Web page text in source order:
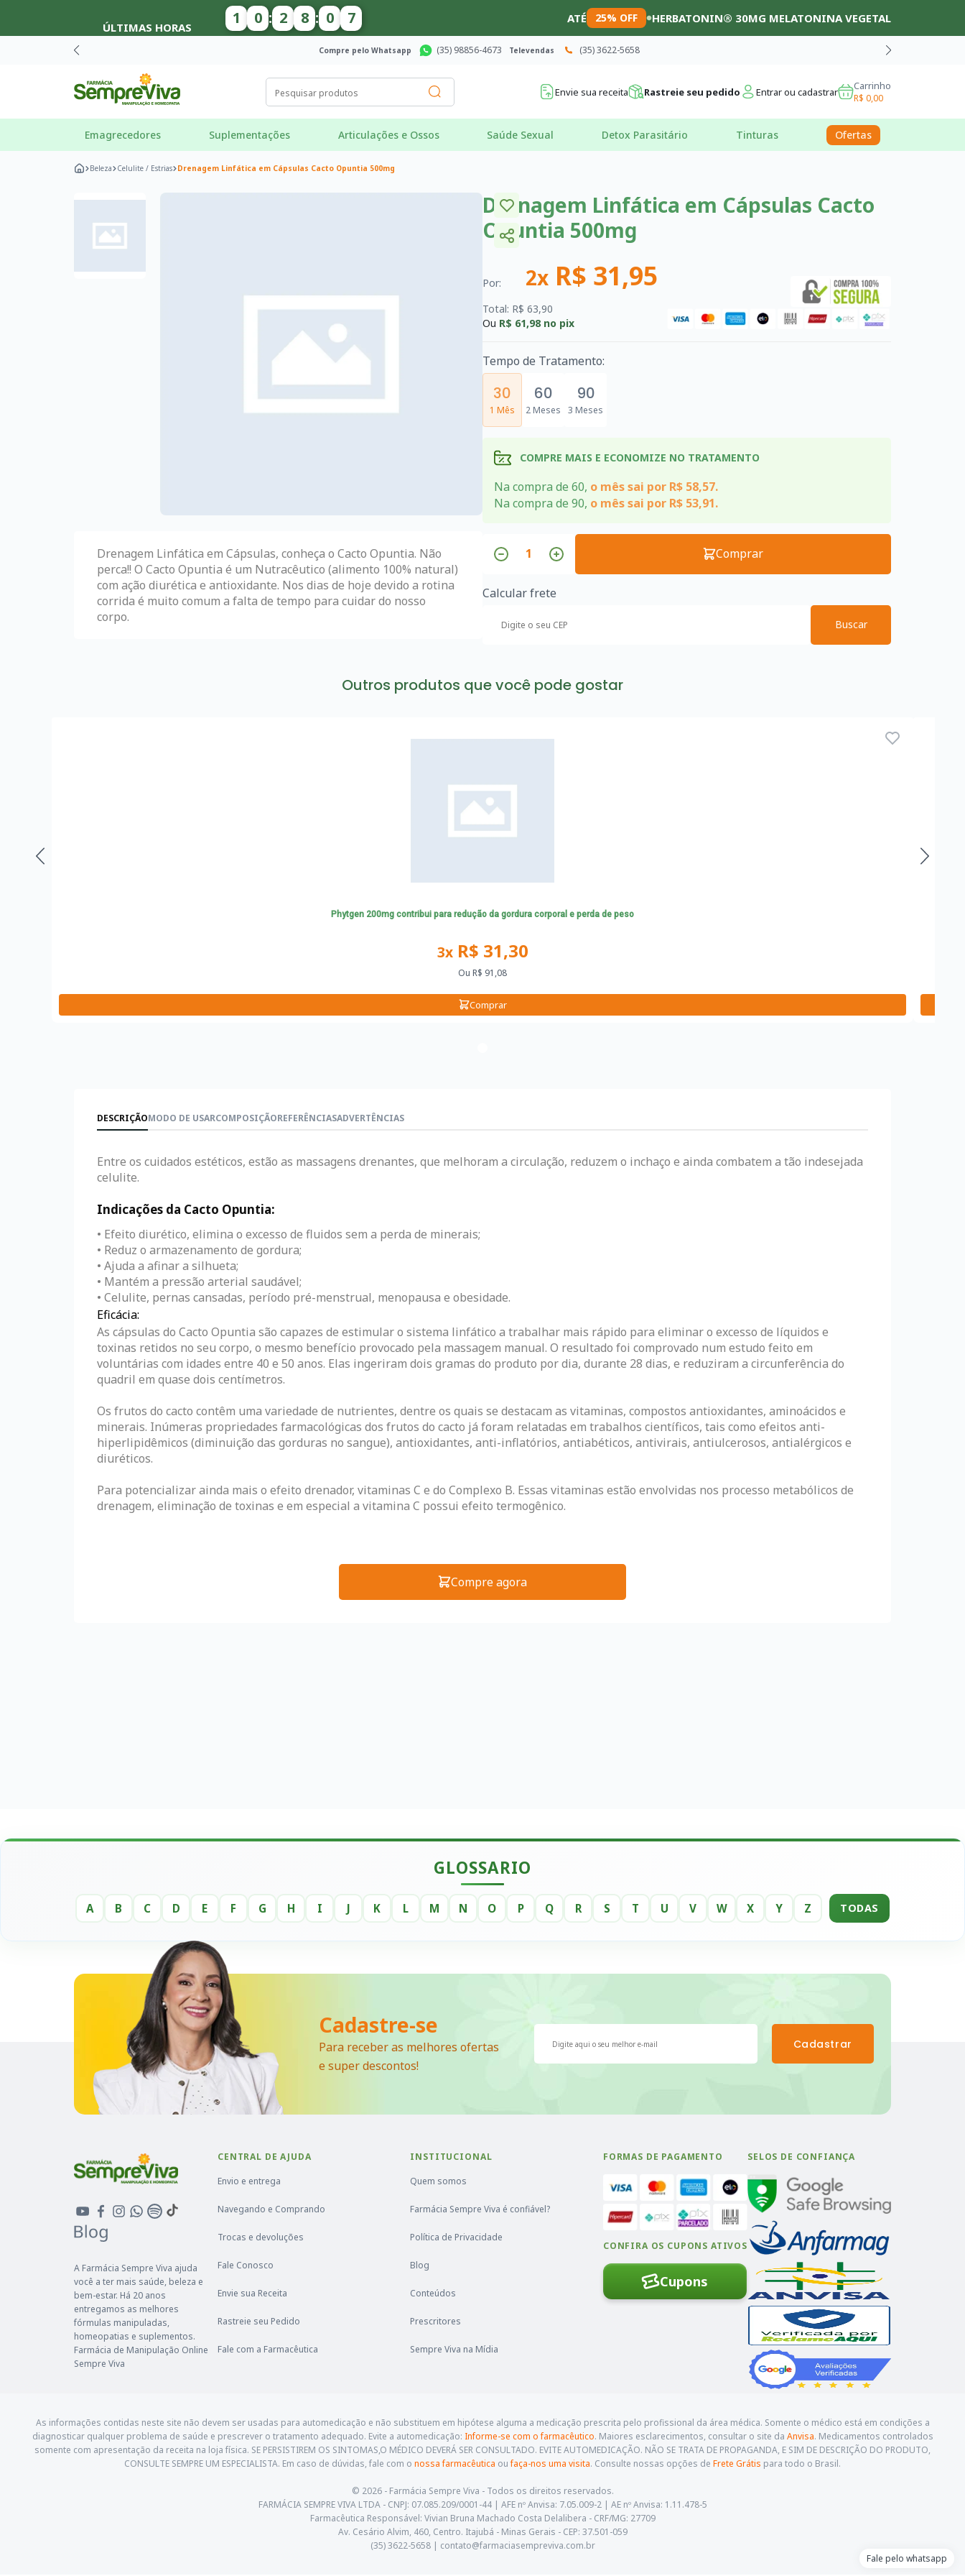
ÚLTIMAS HORAS 1 0 : 2 8 : 0 6 ATÉ 25% OFF HERBATONIN® 30MG MELATONINA VEGETAL
Compre pelo Whatsapp (35) 98856-4673 Televendas (35) 3622-5658
Envie sua receita Rastreie seu pedido Entrar ou cadastrar Carrinho
R$ 0,00
Emagrecedores Suplementações Articulações e Ossos Saúde Sexual Detox Parasitário Tinturas Ofertas
Beleza Celulite / Estrias Drenagem Linfática em Cápsulas Cacto Opuntia 500mg
Drenagem Linfática em Cápsulas, conheça o Cacto Opuntia. Não
perca!! O Cacto Opuntia é um Nutracêutico (alimento 100% natural)
com ação diurética e antioxidante. Nos dias de hoje devido a rotina
corrida é muito comum a falta de tempo para cuidar do nosso
corpo.
Drenagem Linfática em Cápsulas Cacto
Opuntia 500mg
Por: 2x R$ 31,95
Total: R$ 63,90
Ou R$ 61,98 no pix
Tempo de Tratamento:
30
1 Mês
60
2 Meses
90
3 Meses
COMPRE MAIS E ECONOMIZE NO TRATAMENTO
Na compra de 60, o mês sai por R$ 58,57.
Na compra de 90, o mês sai por R$ 53,91.
Comprar
Calcular frete
Buscar
Outros produtos que você pode gostar
Phytgen 200mg contribui para redução da gordura corporal e perda de peso
3xR$ 31,30
Ou R$ 91,08
Comprar
DESCRIÇÃOMODO DE USARCOMPOSIÇÃOREFERÊNCIASADVERTÊNCIAS
Entre os cuidados estéticos, estão as massagens drenantes, que melhoram a circulação, reduzem o inchaço e ainda combatem a tão indesejada
celulite.
Indicações da Cacto Opuntia:
• Efeito diurético, elimina o excesso de fluidos sem a perda de minerais;
• Reduz o armazenamento de gordura;
• Ajuda a afinar a silhueta;
• Mantém a pressão arterial saudável;
• Celulite, pernas cansadas, período pré-menstrual, menopausa e obesidade.
Eficácia:
As cápsulas do Cacto Opuntia são capazes de estimular o sistema linfático a trabalhar mais rápido para eliminar o excesso de líquidos e
toxinas retidos no seu corpo, o mesmo benefício provocado pela massagem manual. O resultado foi comprovado num estudo feito em
voluntárias com idades entre 40 e 50 anos. Elas ingeriram dois gramas do produto por dia, durante 28 dias, e reduziram a circunferência do
quadril em quase dois centímetros.
Os frutos do cacto contêm uma variedade de nutrientes, dentre os quais se destacam as vitaminas, compostos antioxidantes, aminoácidos e
minerais. Inúmeras propriedades farmacológicas dos frutos do cacto já foram relatadas em trabalhos científicos, tais como efeitos anti-
hiperlipidêmicos (diminuição das gorduras no sangue), antioxidantes, anti-inflatórios, antiabéticos, antivirais, antiulcerosos, antialérgicos e
diuréticos.
Para potencializar ainda mais o efeito drenador, vitaminas C e do Complexo B. Essas vitaminas estão envolvidas nos processo metabólicos de
drenagem, eliminação de toxinas e em especial a vitamina C possui efeito termogênico.
Compre agora
GLOSSARIO
A B C D E F G H I J K L M N O P Q R S T U V W X Y Z TODAS
Fale pelo whatsapp
As informações contidas neste site não devem ser usadas para automedicação e não substituem em hipótese alguma a medicação prescrita pelo profissional da área médica. Somente o médico está em condições a
diagnosticar qualquer problema de saúde e prescrever o tratamento adequado. Evite a automedicação: Informe-se com o farmacêutico. Maiores esclarecimentos, consultar o site da Anvisa. Medicamentos controlados
somente com apresentação da receita na loja física. SE PERSISTIREM OS SINTOMAS,O MÉDICO DEVERÁ SER CONSULTADO. EVITE AUTOMEDICAÇÃO. NÃO SE TRATA DE PROPAGANDA, E SIM DE DESCRIÇÃO DO PRODUTO,
CONSULTE SEMPRE UM ESPECIALISTA. Em caso de dúvidas, fale com o nossa farmacêutica oufaça-nos uma visita. Consulte nossas opções de Frete Grátis para todo o Brasil.
© 2026 - Farmácia Sempre Viva - Todos os direitos reservados.
FARMÁCIA SEMPRE VIVA LTDA - CNPJ: 07.085.209/0001-44 | AFE nº Anvisa: 7.05.009-2 | AE nº Anvisa: 1.11.478-5
Farmacêutica Responsável: Vivian Bruna Machado Costa Delalibera - CRF/MG: 27709
Av. Cesário Alvim, 460, Centro. Itajubá - Minas Gerais - CEP: 37.501-059
(35) 3622-5658 | contato@farmaciasempreviva.com.br
A Farmácia Sempre Viva ajuda
você a ter mais saúde, beleza e
bem-estar. Há 20 anos
entregamos as melhores
fórmulas manipuladas,
homeopatias e suplementos.
Farmácia de Manipulação Online
Sempre Viva
CENTRAL DE AJUDA
Envio e entrega
Navegando e Comprando
Trocas e devoluções
Fale Conosco
Envie sua Receita
Rastreie seu Pedido
Fale com a Farmacêutica
INSTITUCIONAL
Quem somos
Farmácia Sempre Viva é confiável?
Política de Privacidade
Blog
Conteúdos
Prescritores
Sempre Viva na Mídia
FORMAS DE PAGAMENTO
CONFIRA OS CUPONS ATIVOS
Cupons
SELOS DE CONFIANÇA
Cadastre-se
Para receber as melhores ofertas
e super descontos!
Cadastrar